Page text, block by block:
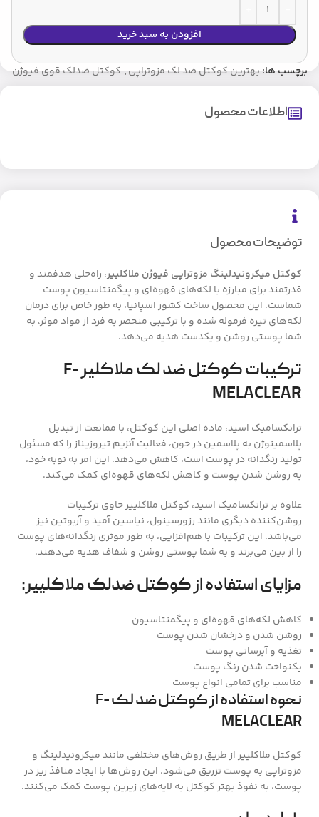
افزودن به سبد خرید
برچسب ها: بهترین کوکتل ضد لک مزوتراپی, کوکتل ضدلک قوی فیوژن
توضیحات محصول
کوکتل میکرونیدلینگ مزوتراپی فیوژن ملاکلییر، راه‌حلی هدفمند و
قدرتمند برای مبارزه با لکه‌های قهوه‌ای و پیگمنتاسیون پوست
شماست. این محصول ساخت کشور اسپانیا، به طور خاص برای درمان
لکه‌های تیره فرموله شده و با ترکیبی منحصر به فرد از مواد موثر، به
شما پوستی روشن و یکدست هدیه می‌دهد.
ترکیبات کوکتل ضد لک ملاکلیر F-
MELACLEAR
ترانکسامیک اسید، ماده اصلی این کوکتل، با ممانعت از تبدیل
پلاسمینوژن به پلاسمین در خون، فعالیت آنزیم تیروزیناز را که مسئول
تولید رنگدانه در پوست است، کاهش می‌دهد. این امر به نوبه خود،
به روشن شدن پوست و کاهش لکه‌های قهوه‌ای کمک می‌کند.
علاوه بر ترانکسامیک اسید، کوکتل ملاکلییر حاوی ترکیبات
روشن‌کننده دیگری مانند رزورسینول، نیاسین آمید و آربوتین نیز
می‌باشد. این ترکیبات با هم‌افزایی، به طور موثری رنگدانه‌های پوست
را از بین می‌برند و به شما پوستی روشن و شفاف هدیه می‌دهند.
مزایای استفاده از کوکتل ضدلک ملاکلییر:
کاهش لکه‌های قهوه‌ای و پیگمنتاسیون
روشن شدن و درخشان شدن پوست
تغذیه و آبرسانی پوست
یکنواخت شدن رنگ پوست
مناسب برای تمامی انواع پوست
نحوه استفاده از کوکتل ضد لک F-
MELACLEAR
کوکتل ملاکلییر از طریق روش‌های مختلفی مانند میکرونیدلینگ و
مزوتراپی به پوست تزریق می‌شود. این روش‌ها با ایجاد منافذ ریز در
پوست، به نفوذ بهتر کوکتل به لایه‌های زیرین پوست کمک می‌کنند.
اطلاعات محصول